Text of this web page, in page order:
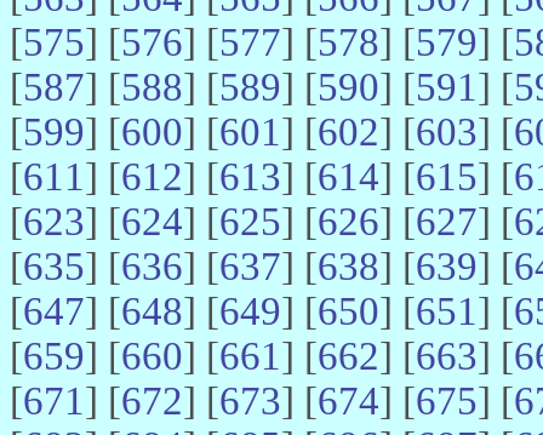
[575] [576] [577] [578] [579] [
[587] [588] [589] [590] [591] [
[599] [600] [601] [602] [603] [
[611] [612] [613] [614] [615] [
[623] [624] [625] [626] [627] [
[635] [636] [637] [638] [639] [
[647] [648] [649] [650] [651] [
[659] [660] [661] [662] [663] [
[671] [672] [673] [674] [675] [